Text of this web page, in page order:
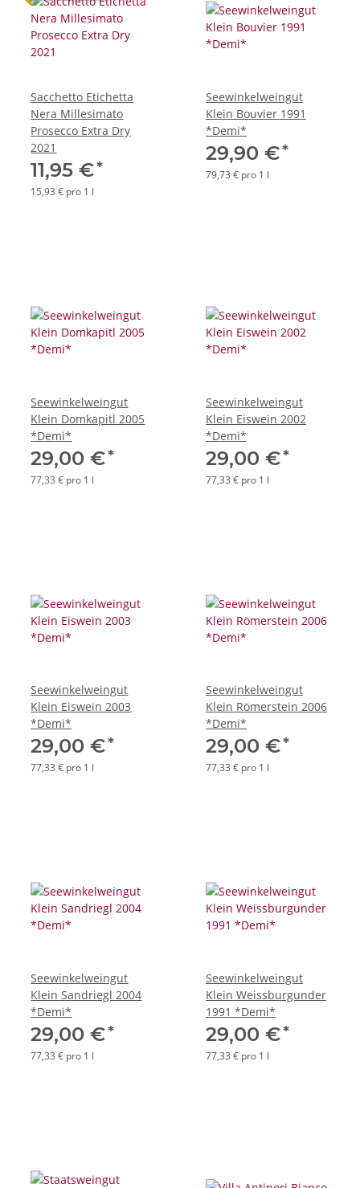
Sacchetto Etichetta
Nera Millesimato
Prosecco Extra Dry
2021
11,95 €*
15,93 € pro 1 l
Seewinkelweingut
Klein Bouvier 1991
*Demi*
29,90 €*
79,73 € pro 1 l
Seewinkelweingut
Klein Domkapitl 2005
*Demi*
29,00 €*
77,33 € pro 1 l
Seewinkelweingut
Klein Eiswein 2002
*Demi*
29,00 €*
77,33 € pro 1 l
Seewinkelweingut
Klein Eiswein 2003
*Demi*
29,00 €*
77,33 € pro 1 l
Seewinkelweingut
Klein Römerstein 2006
*Demi*
29,00 €*
77,33 € pro 1 l
Seewinkelweingut
Klein Sandriegl 2004
*Demi*
29,00 €*
77,33 € pro 1 l
Seewinkelweingut
Klein Weissburgunder
1991 *Demi*
29,00 €*
77,33 € pro 1 l